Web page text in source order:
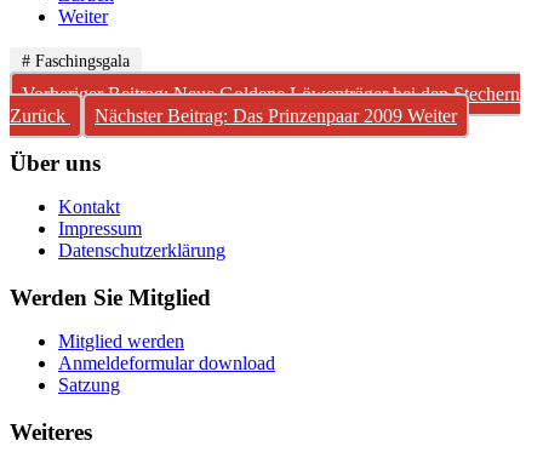
Weiter
# Faschingsgala
Vorheriger Beitrag: Neue Goldene Löwenträger bei den Stechern
Zurück
Nächster Beitrag: Das Prinzenpaar 2009 Weiter
Über uns
Kontakt
Impressum
Datenschutzerklärung
Werden Sie Mitglied
Mitglied werden
Anmeldeformular download
Satzung
Weiteres